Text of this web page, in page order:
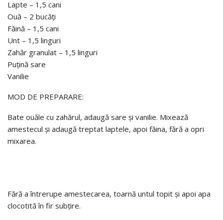
Lapte – 1,5 cani
Ouă – 2 bucăți
Făină – 1,5 cani
Unt – 1,5 linguri
Zahăr granulat – 1,5 linguri
Puțină sare
Vanilie
MOD DE PREPARARE:
Bate ouăle cu zahărul, adaugă sare și vanilie. Mixează
amestecul și adaugă treptat laptele, apoi făina, fără a opri
mixarea.
Fără a întrerupe amestecarea, toarnă untul topit și apoi apa
clocotită în fir subțire.